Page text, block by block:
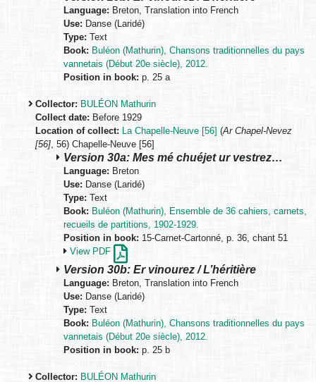
Language: Breton, Translation into French
Use: Danse (Laridé)
Type: Text
Book: Buléon (Mathurin), Chansons traditionnelles du pays
vannetais (Début 20e siècle), 2012.
Position in book: p. 25 a
Collector: BULÉON Mathurin
Collect date: Before 1929
Location of collect:
La Chapelle-Neuve [56] (Ar Chapel-Nevez
[56] , 56) Chapelle-Neuve [56]
Version 30a: Mes mé chuéjet ur vestrez…
Language: Breton
Use: Danse (Laridé)
Type: Text
Book: Buléon (Mathurin), Ensemble de 36 cahiers, carnets,
recueils de partitions, 1902-1929.
Position in book: 15-Carnet-Cartonné, p. 36, chant 51
View PDF
Version 30b: Er vinourez / L’héritière
Language: Breton, Translation into French
Use: Danse (Laridé)
Type: Text
Book: Buléon (Mathurin), Chansons traditionnelles du pays
vannetais (Début 20e siècle), 2012.
Position in book: p. 25 b
Collector: BULÉON Mathurin